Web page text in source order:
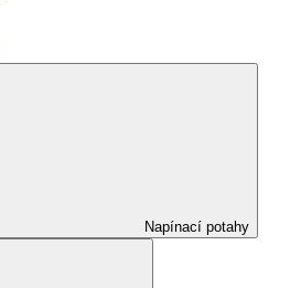
Napínací potahy